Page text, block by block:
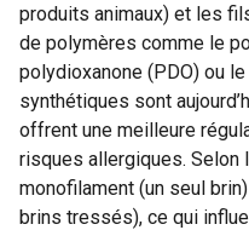
produits animaux) et les
de polymères comme le
polydioxanone (PDO) ou
synthétiques sont
offrent une meilleure
risques allergiques. Selon
monofilament (un seul
brins tressés), ce qui